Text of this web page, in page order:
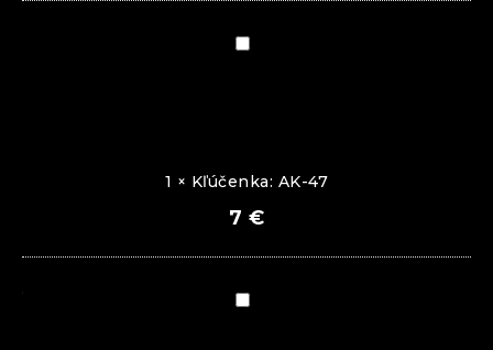
1 × Kľúčenka: AK-47
7 €
Stojan